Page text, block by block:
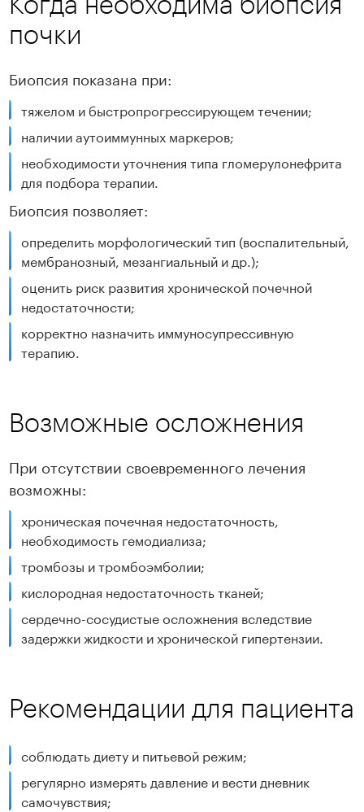
почки
Биопсия показана при:
тяжелом и быстропрогрессирующем течении;
наличии аутоиммунных маркеров;
необходимости уточнения типа гломерулонефрита
для подбора терапии.
Биопсия позволяет:
определить морфологический тип (воспалительный,
мембранозный, мезангиальный и др.);
оценить риск развития хронической почечной
недостаточности;
корректно назначить иммуносупрессивную
терапию.
Возможные осложнения
При отсутствии своевременного лечения
возможны:
хроническая почечная недостаточность,
необходимость гемодиализа;
тромбозы и тромбоэмболии;
кислородная недостаточность тканей;
сердечно-сосудистые осложнения вследствие
задержки жидкости и хронической гипертензии.
Рекомендации для пациента
соблюдать диету и питьевой режим;
регулярно измерять давление и вести дневник
самочувствия;